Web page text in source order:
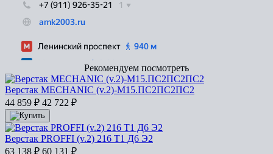
Рекомендуем посмотреть
Верстак MECHANIC (v.2)-М15.ПС2ПС2ПС2
44 859 ₽ 42 722 ₽
Верстак PROFFI (v.2) 216 Т1 Д6 Э2
63 138 ₽ 60 131 ₽